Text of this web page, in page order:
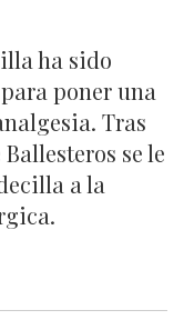
ha sido
poner una
Tras
se le
a la